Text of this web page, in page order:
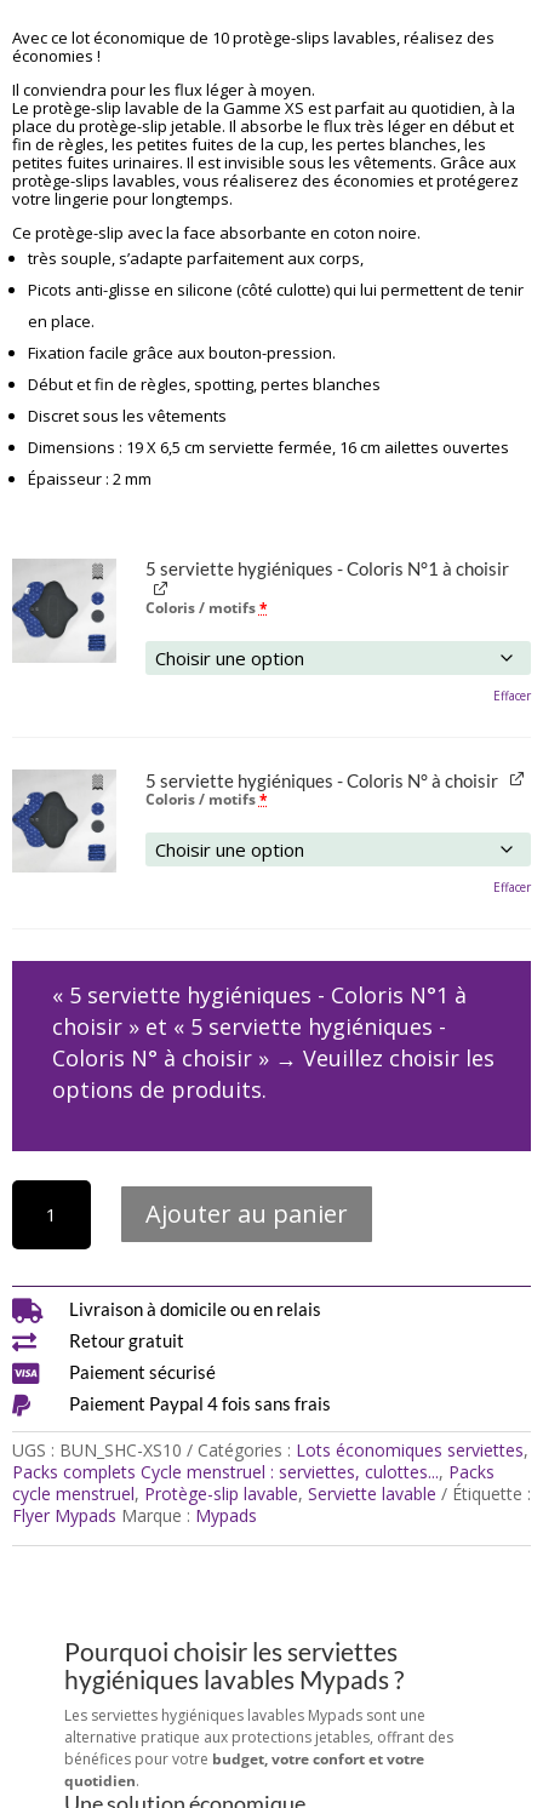
basé sur
notations
Avec ce lot économique de 10 protège-slips lavables, réalisez des
économies !
Il conviendra pour les flux léger à moyen.
Le protège-slip lavable de la Gamme XS est parfait au quotidien, à la
place du protège-slip jetable. Il absorbe le flux très léger en début et
fin de règles, les petites fuites de la cup, les pertes blanches, les
petites fuites urinaires. Il est invisible sous les vêtements. Grâce aux
protège-slips lavables, vous réaliserez des économies et protégerez
votre lingerie pour longtemps.
Ce protège-slip avec la face absorbante en coton noire.
très souple, s’adapte parfaitement aux corps,
Picots anti-glisse en silicone (côté culotte) qui lui permettent de tenir
en place.
Fixation facile grâce aux bouton-pression.
Début et fin de règles, spotting, pertes blanches
Discret sous les vêtements
Dimensions : 19 X 6,5 cm serviette fermée, 16 cm ailettes ouvertes
Épaisseur : 2 mm
5 serviette hygiéniques - Coloris N°1 à choisir
Coloris / motifs*
Effacer
5 serviette hygiéniques - Coloris N° à choisir
Coloris / motifs*
Effacer
« 5 serviette hygiéniques - Coloris N°1 à
choisir » et « 5 serviette hygiéniques -
Coloris N° à choisir » → Veuillez choisir les
options de produits.
quantité
protège-
lavables
en
coton
(Gamme
XS)
-
A
choisir
Ajouter au panier
 Livraison à domicile ou en relais
 Retour gratuit
 Paiement sécurisé
 Paiement Paypal 4 fois sans frais
UGS : BUN_SHC-XS10 Catégories : Lots économiques serviettes,
Packs complets Cycle menstruel : serviettes, culottes..., Packs
cycle menstruel, Protège-slip lavable, Serviette lavable
Étiquette :
Flyer Mypads Marque : Mypads
Pourquoi choisir les serviettes
hygiéniques lavables Mypads ?
Les serviettes hygiéniques lavables Mypads sont une
alternative pratique aux protections jetables, offrant des
bénéfices pour votre budget, votre confort et votre
quotidien.
Une solution économique